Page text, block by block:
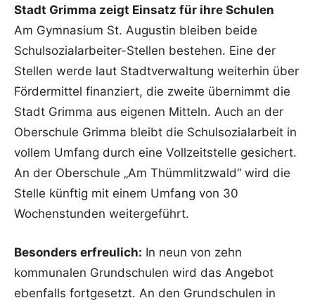
Stadt Grimma zeigt Einsatz für ihre Schulen
Am Gymnasium St. Augustin bleiben beide
Schulsozialarbeiter-Stellen bestehen. Eine der
Stellen werde laut Stadtverwaltung weiterhin über
Fördermittel finanziert, die zweite übernimmt die
Stadt Grimma aus eigenen Mitteln. Auch an der
Oberschule Grimma bleibt die Schulsozialarbeit in
vollem Umfang durch eine Vollzeitstelle gesichert.
An der Oberschule „Am Thümmlitzwald“ wird die
Stelle künftig mit einem Umfang von 30
Wochenstunden weitergeführt.
Besonders erfreulich: In neun von zehn
kommunalen Grundschulen wird das Angebot
ebenfalls fortgesetzt. An den Grundschulen in